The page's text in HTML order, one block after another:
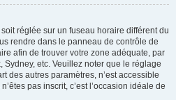
soit réglée sur un fuseau horaire différent du
rendre dans le panneau de contrôle de
afin de trouver votre zone adéquate, par
Sydney, etc. Veuillez noter que le réglage
des autres paramètres, n’est accessible
pas inscrit, c’est l’occasion idéale de